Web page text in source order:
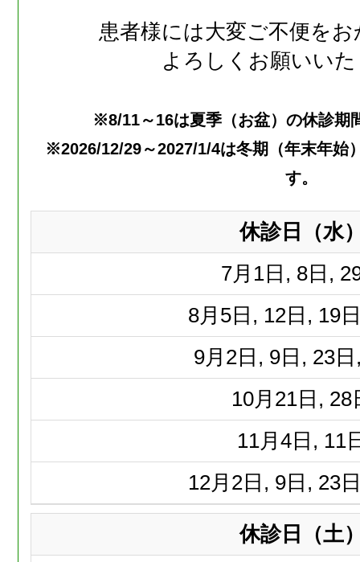
患者様には大変ご不便を
よろしくお願いい
※8/11～16は夏季（お盆）の休診期
※2026/12/29～2027/1/4は冬期（年末年始
す。
休診日（水
7月 1日, 8日,
8月 5日, 12日, 19
9月 2日, 9日, 23
10月 21日, 28
11月 4日, 11
12月 2日, 9日, 23
休診日（土